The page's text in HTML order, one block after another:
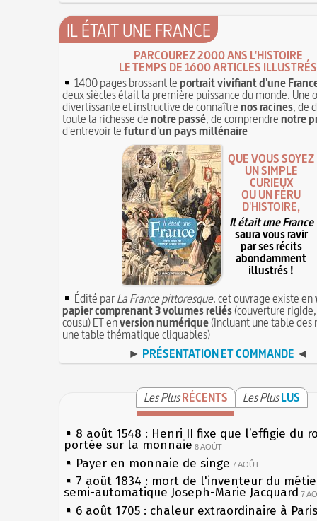
IL ÉTAIT UNE FRANCE
PARCOUREZ 2000 ANS L'HISTOIRE
LE TEMPS DE 1600 ARTICLES ILLUSTRÉS
1400 pages brossant leportrait vivifiant d'une
deux siècles était la première puissance du monde. Une
divertissante et instructive de connaîtrenos racines, de
toute la richesse denotre passé, de comprendrenotre
d'entrevoir lefutur d'un pays millénaire
QUE VOUS SOYEZ
UN SIMPLE
CURIEUX
OU UN FÉRU
D'HISTOIRE,
Il était une France
saura vous ravir
par ses récits
abondamment
illustrés !
Édité parLa France pittoresque, cet ouvrage existe en
papier comprenant 3 volumes reliés(couverture
cousu) ET enversion numérique(incluant une table des
une table thématique cliquables)
► PRÉSENTATION ET COMMANDE ◄
Les PlusRÉCENTS Les PlusLUS
8 août 1548 : Henri II fixe que l’effigie du
portée sur la monnaie 8 AOÛT
Payer en monnaie de singe 7 AOÛT
7 août 1834 : mort de l'inventeur du
semi-automatique Joseph-Marie Jacquard 7
6 août 1705 : chaleur extraordinaire à Paris